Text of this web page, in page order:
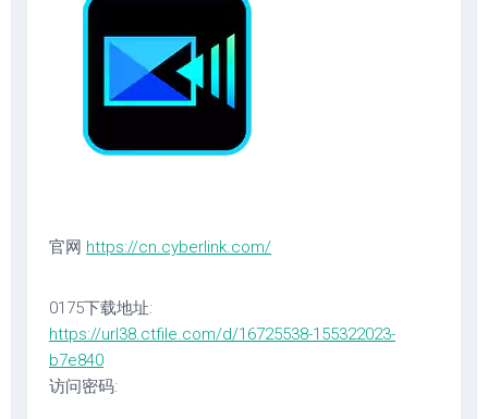
官网 https://cn.cyberlink.com/
0175下载地址:
https://url38.ctfile.com/d/16725538-155322023-
b7e840
访问密码: